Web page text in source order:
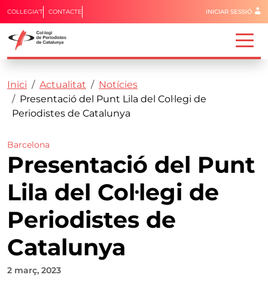
Vés al contingut
Capçalera
COL·LEGIA'T CONTACTE Menú del
INICIAR SESSIÓ
Fil d'ariadna
Inici Actualitat
Notícies
Presentació del Punt Lila del Col·legi de
Periodistes de Catalunya
Barcelona
Presentació del Punt
Lila del Col·legi de
Periodistes de
Catalunya
2 març, 2023